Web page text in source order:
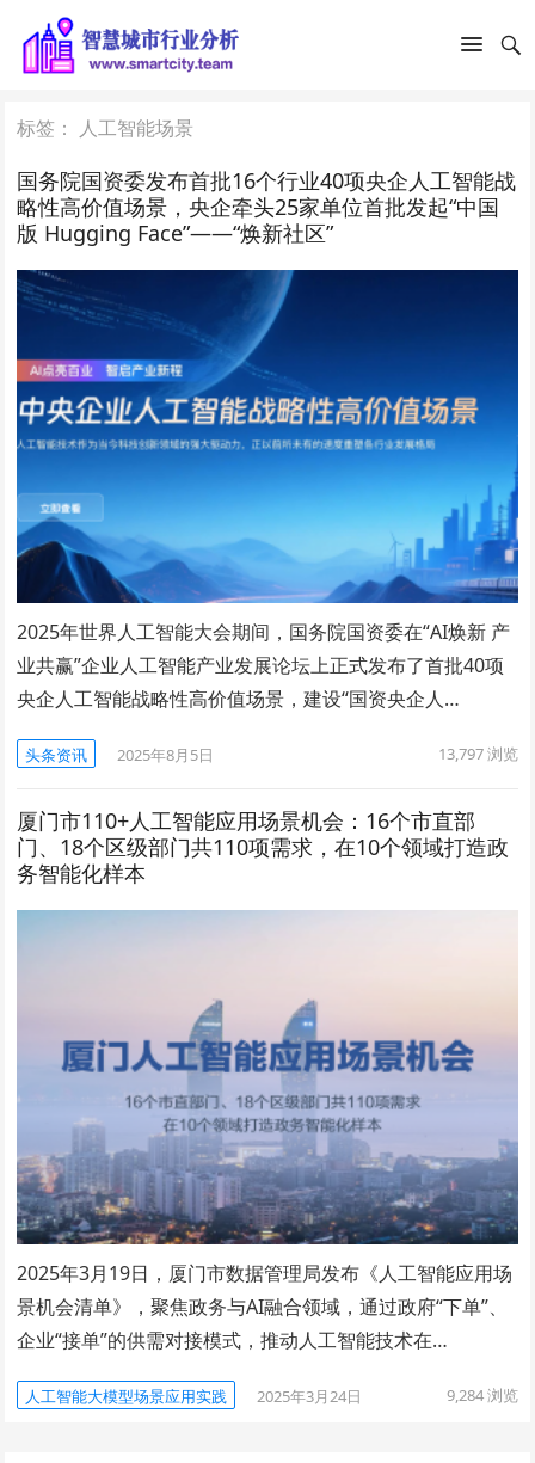
标签： 人工智能场景
国务院国资委发布首批16个行业40项央企人工智能战
略性高价值场景，央企牵头25家单位首批发起“中国
版 Hugging Face”——“焕新社区”
2025年世界人工智能大会期间，国务院国资委在“AI焕新 产
业共赢”企业人工智能产业发展论坛上正式发布了首批40项
央企人工智能战略性高价值场景，建设“国资央企人…
头条资讯 2025年8月5日 13,797浏览
厦门市110+人工智能应用场景机会：16个市直部
门、18个区级部门共110项需求，在10个领域打造政
务智能化样本
2025年3月19日，厦门市数据管理局发布《人工智能应用场
景机会清单》，聚焦政务与AI融合领域，通过政府“下单”、
企业“接单”的供需对接模式，推动人工智能技术在…
人工智能大模型场景应用实践 2025年3月24日 9,284浏览